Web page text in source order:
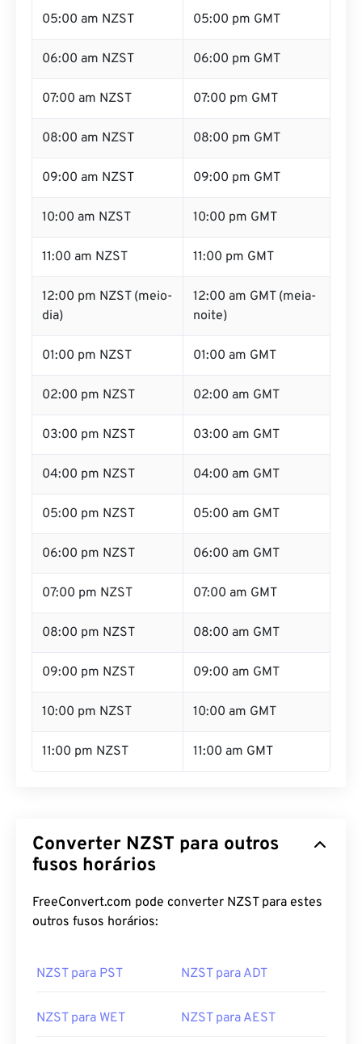
05:00 am NZST 05:00 pm GMT
06:00 am NZST 06:00 pm GMT
07:00 am NZST 07:00 pm GMT
08:00 am NZST 08:00 pm GMT
09:00 am NZST 09:00 pm GMT
10:00 am NZST 10:00 pm GMT
11:00 am NZST 11:00 pm GMT
12:00 pm NZST (meio-
dia)
12:00 am GMT (meia-
noite)
01:00 pm NZST 01:00 am GMT
02:00 pm NZST 02:00 am GMT
03:00 pm NZST 03:00 am GMT
04:00 pm NZST 04:00 am GMT
05:00 pm NZST 05:00 am GMT
06:00 pm NZST 06:00 am GMT
07:00 pm NZST 07:00 am GMT
08:00 pm NZST 08:00 am GMT
09:00 pm NZST 09:00 am GMT
10:00 pm NZST 10:00 am GMT
11:00 pm NZST 11:00 am GMT
Converter NZST para outros
fusos horários
FreeConvert.com pode converter NZST para estes
outros fusos horários:
NZST para PST NZST para ADT
NZST para WET NZST para AEST